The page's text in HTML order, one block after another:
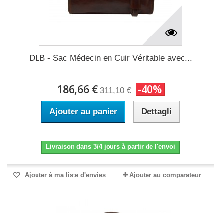
DLB - Sac Médecin en Cuir Véritable avec...
186,66 € 311,10 € -40%
Ajouter au panier Dettagli
Livraison dans 3/4 jours à partir de l'envoi
Ajouter à ma liste d'envies Ajouter au comparateur